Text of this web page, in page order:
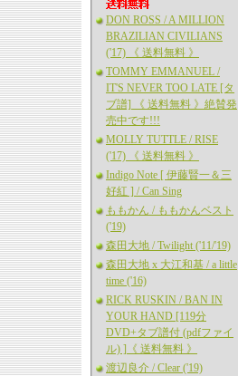
DON ROSS / A MILLION
BRAZILIAN CIVILIANS
('17) 《 送料無料 》
TOMMY EMMANUEL /
IT'S NEVER TOO LATE [タ
ブ譜] 《 送料無料 》絶賛発
売中です!!!
MOLLY TUTTLE / RISE
('17) 《 送料無料 》
Indigo Note [ 伊藤賢一＆三
好紅 ] / Can Sing
ももかん / ももかんベスト
('19)
森田大地 / Twilight ('11/'19)
森田大地 x 大江和基 / a little
time ('16)
RICK RUSKIN / BAN IN
YOUR HAND [119分
DVD+タブ譜付 (pdfファイ
ル) ]《 送料無料 》
渡辺良介 / Clear ('19)